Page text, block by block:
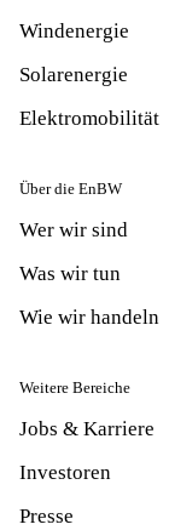
Windenergie
Solarenergie
Elektromobilität
Über die EnBW
Wer wir sind
Was wir tun
Wie wir handeln
Weitere Bereiche
Jobs & Karriere
Investoren
Presse